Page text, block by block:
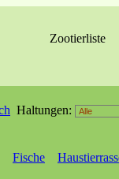
Zootierliste
Haltungen:
Fische